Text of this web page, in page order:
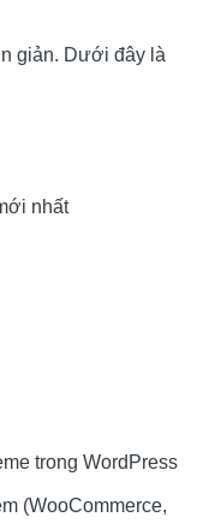
giản. Dưới đây là
nhất
trong WordPress
(WooCommerce,